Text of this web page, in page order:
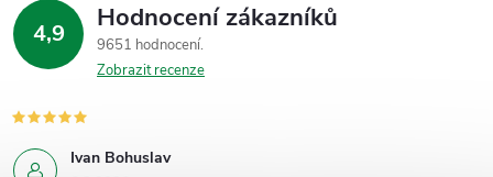
4,9 Hodnocení zákazníků
9651 hodnocení
Zobrazit recenze
Ivan Bohuslav